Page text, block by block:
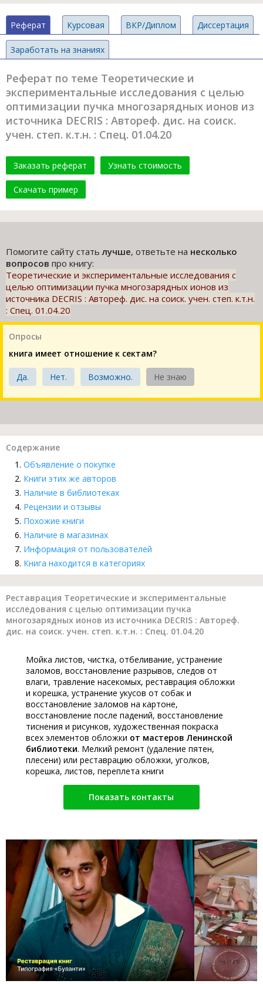
Реферат Курсовая ВКР/Диплом Диссертация
Заработать на знаниях
Реферат по теме Теоретические и
экспериментальные исследования с целью
оптимизации пучка многозарядных ионов из
источника DECRIS : Автореф. дис. на соиск.
учен. степ. к.т.н. : Спец. 01.04.20
Заказать реферат Узнать стоимость
Скачать пример
Помогите сайту статьлучше, ответьте на несколько
вопросов про книгу:
Теоретические и экспериментальные исследования с
целью оптимизации пучка многозарядных ионов из
источника DECRIS : Автореф. дис. на соиск. учен. степ. к.т.н.
: Спец. 01.04.20
Опросы
книга имеет отношение к сектам?
Да. Нет. Возможно. Не знаю
Содержание
Объявление о покупке
Книги этих же авторов
Наличие в библиотеках
Рецензии и отзывы
Похожие книги
Наличие в магазинах
Информация от пользователей
Книга находится в категориях
Реставрация Теоретические и экспериментальные
исследования с целью оптимизации пучка
многозарядных ионов из источника DECRIS : Автореф.
дис. на соиск. учен. степ. к.т.н. : Спец. 01.04.20
Мойка листов, чистка, отбеливание, устранение
заломов, восстановление разрывов, следов от
влаги, травление насекомых, реставрация обложки
и корешка, устранение укусов от собак и
восстановление заломов на картоне,
восстановление после падений, восстановление
тиснения и рисунков, художественная покраска
всех элементов обложки от мастеров Ленинской
библиотеки. Мелкий ремонт (удаление пятен,
плесени) или реставрацию обложки, уголков,
корешка, листов, переплета книги
Показать контакты